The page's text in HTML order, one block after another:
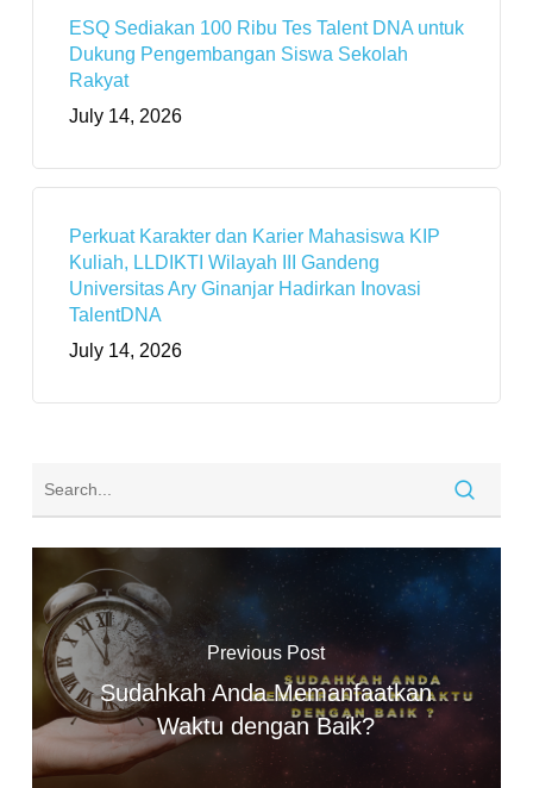
ESQ Sediakan 100 Ribu Tes Talent DNA untuk
Dukung Pengembangan Siswa Sekolah
Rakyat
July 14, 2026
Perkuat Karakter dan Karier Mahasiswa KIP
Kuliah, LLDIKTI Wilayah III Gandeng
Universitas Ary Ginanjar Hadirkan Inovasi
TalentDNA
July 14, 2026
Previous Post
Sudahkah Anda Memanfaatkan
Waktu dengan Baik?